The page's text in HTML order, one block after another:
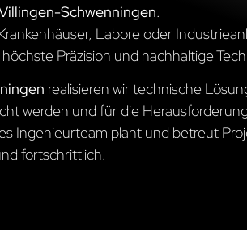
Schwenningen.
Labore oder
Präzision und nachhaltige
realisieren wir technische
werden und für die
Ingenieurteam plant und betreut
fortschrittlich.